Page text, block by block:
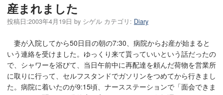
産まれました
投稿日:2003年4月19日 by シゲル カテゴリ: Diary
妻が入院してから50日目の朝の7:30、病院からお産が始まると
いう連絡を受けました。ゆっくり来て貰っていいという話だったの
で、シャワーを浴びて、当日午前中に再配達を頼んだ荷物を営業所
に取りに行って、セルフスタンドでガソリンをつめてから行きまし
た。病院に着いたのが9:15頃、ナースステーションで「面会できま